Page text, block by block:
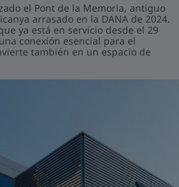
el Pont de la Memoria, antiguo
arrasado en la DANA de 2024.
ya está en servicio desde el 29
conexión esencial para el
también en un espacio de